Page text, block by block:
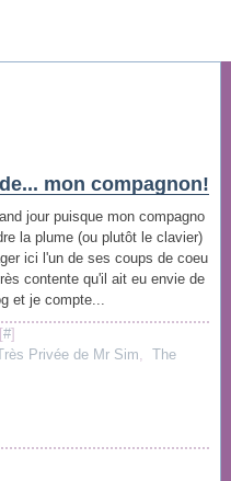
mon compagnon!
jour puisque mon compagno
la plume (ou plutôt le clavier)
ici l'un de ses coups de coeu
contente qu'il ait eu envie de
et je compte...
#]
Privée de Mr Sim, The